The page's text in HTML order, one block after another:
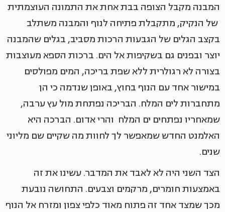
המבנה מקבל הצופה בבת אחת את התמונה העוצמתית
של הנקיק, מתקבלת פתיחה לנוף והמבנה משתלב
בקצב הגלים של הגבעות הרכות מסביב, בגלים שהמבנה
יוצר ובפנים גם בשקיפות אל הים. ברכות הספא מעוצבות
בצורה לא רגולרית ללא שפת בריכה, המים מפולסים
במישור אחד עם הנוף בחוץ, באופן שנדמה כי הן
מתחברות לים המלח. הבריכה נפתחת מול עץ ערבה,
שמאחריו נפתחים ים המלח והרי אדום. הברכה היא
האלמנט החדש שמאפשר לך לחוות מה שקיים שם מליוני
שנים.
הצד השני היה לא לאבד את המדבר. עשינו את זה
באמצעות חומרים, מרקמים וצבעים. התחושה נובעת
מכך שמצד אחד זה פתוח מאוד כלפי צפון ומזרח אל הנוף